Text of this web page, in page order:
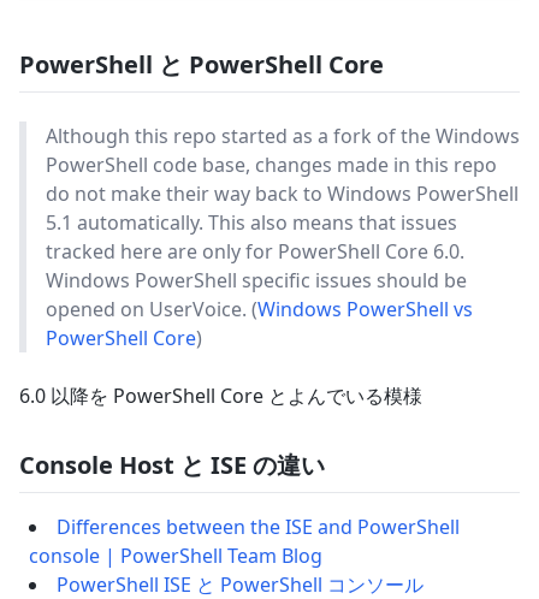
PowerShell と PowerShell Core
Although this repo started as a fork of the Windows
PowerShell code base, changes made in this repo
do not make their way back to Windows PowerShell
5.1 automatically. This also means that issues
tracked here are only for PowerShell Core 6.0.
Windows PowerShell specific issues should be
opened on UserVoice. (Windows PowerShell vs
PowerShell Core)
6.0 以降を PowerShell Core とよんでいる模様
Console Host と ISE の違い
Differences between the ISE and PowerShell
console | PowerShell Team Blog
PowerShell ISE と PowerShell コンソール